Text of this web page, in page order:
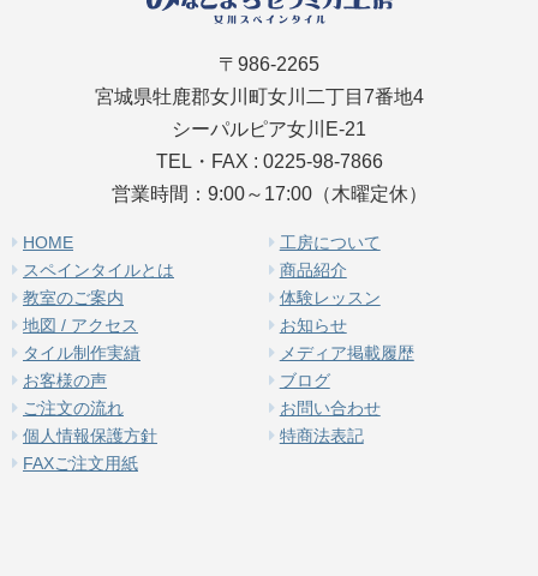
〒986-2265
宮城県牡鹿郡女川町女川二丁目7番地4
シーパルピア女川E-21
TEL・FAX : 0225-98-7866
営業時間：9:00～17:00（木曜定休）
HOME
工房について
スペインタイルとは
商品紹介
教室のご案内
体験レッスン
地図 / アクセス
お知らせ
タイル制作実績
メディア掲載履歴
お客様の声
ブログ
ご注文の流れ
お問い合わせ
個人情報保護方針
特商法表記
FAXご注文用紙